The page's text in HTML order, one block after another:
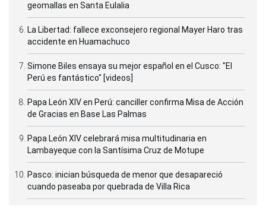
geomallas en Santa Eulalia
La Libertad: fallece exconsejero regional Mayer Haro tras
accidente en Huamachuco
Simone Biles ensaya su mejor español en el Cusco: "El
Perú es fantástico" [videos]
Papa León XIV en Perú: canciller confirma Misa de Acción
de Gracias en Base Las Palmas
Papa León XIV celebrará misa multitudinaria en
Lambayeque con la Santísima Cruz de Motupe
Pasco: inician búsqueda de menor que desapareció
cuando paseaba por quebrada de Villa Rica